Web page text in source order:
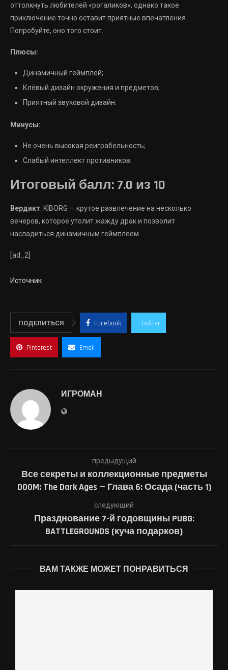
оттолкнуть любителей «рогаликов», однако такое
приключение точно оставит приятные впечатления.
Попробуйте, оно того стоит.
Плюсы:
Динамичный геймплей;
Клёвый дизайн окружения и предметов;
Приятный звуковой дизайн.
Минусы:
Не очень высокая реиграбельность;
Слабый интеллект противников.
Итоговый балл: 7.0 из 10
Вердикт: KIBORG — крутое развлечение на несколько
вечеров, которое утолит жажду драк и позволит
насладиться динамичным геймплеем.
[ad_2]
Источник
ПОДЕЛИТЬСЯ Facebook Twitter
Pinterest Email
ИГРОМАН
предыдущий
Все секреты и коллекционные предметы
DOOM: The Dark Ages — Глава 6: Осада (часть 1)
следующий
Празднование 7-й годовщины PUBG:
BATTLEGROUNDS (куча подарков)
ВАМ ТАКЖЕ МОЖЕТ ПОНРАВИТЬСЯ